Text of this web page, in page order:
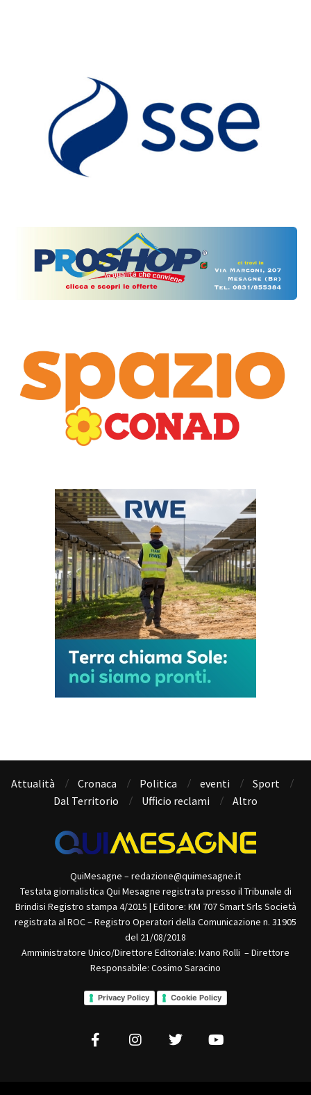
Attualità Cronaca Politica eventi
Sport
Dal Territorio
Ufficio reclami Altro
QuiMesagne – redazione@quimesagne.it
Testata giornalistica Qui Mesagne registrata presso il Tribunale di
Brindisi Registro stampa 4/2015 | Editore: KM 707 Smart Srls Società
registrata al ROC – Registro Operatori della Comunicazione n. 31905
del 21/08/2018
Amministratore Unico/Direttore Editoriale: Ivano Rolli – Direttore
Responsabile: Cosimo Saracino
Privacy Policy Cookie Policy